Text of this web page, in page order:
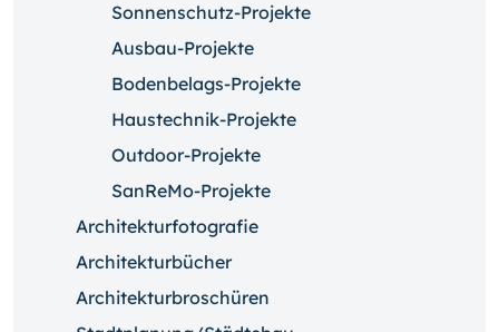
Sonnenschutz-Projekte
Ausbau-Projekte
Bodenbelags-Projekte
Haustechnik-Projekte
Outdoor-Projekte
SanReMo-Projekte
Architekturfotografie
Architekturbücher
Architekturbroschüren